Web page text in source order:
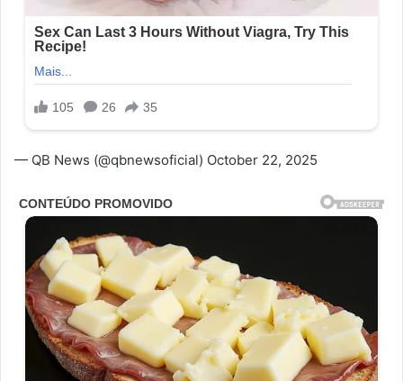
— QB News (@qbnewsoficial) October 22, 2025